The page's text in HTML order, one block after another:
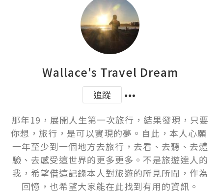
Wallace's Travel Dream
追蹤
那年19，展開人生第一次旅行，結果發現，只要
你想，旅行，是可以實現的夢。自此，本人心願
一年至少到一個地方去旅行，去看、去聽、去體
驗、去感受這世界的更多更多。不是旅遊達人的
我，希望借這記錄本人對旅遊的所見所聞，作為
回憶，也希望大家能在此找到有用的資訊。